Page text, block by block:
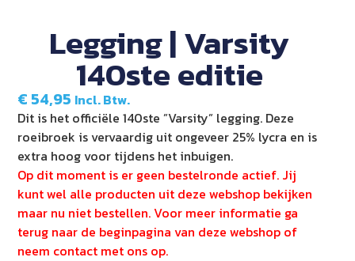
Legging | Varsity
140ste editie
€ 54,95 Incl. Btw.
Dit is het officiële 140ste ”Varsity” legging. Deze
roeibroek is vervaardig uit ongeveer 25% lycra en is
extra hoog voor tijdens het inbuigen.
Op dit moment is er geen bestelronde actief. Jij
kunt wel alle producten uit deze webshop bekijken
maar nu niet bestellen. Voor meer informatie ga
terug naar de beginpagina van deze webshop of
neem contact met ons op.